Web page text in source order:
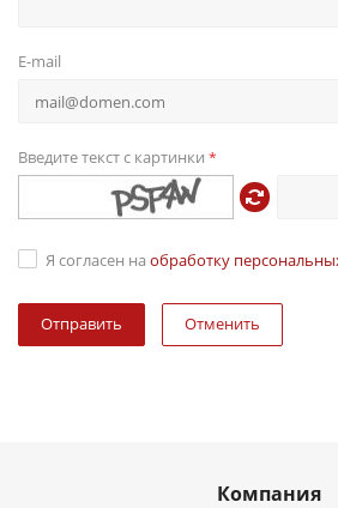
E-mail
Введите текст с картинки *
Я согласен на обработку
Отменить
Компания